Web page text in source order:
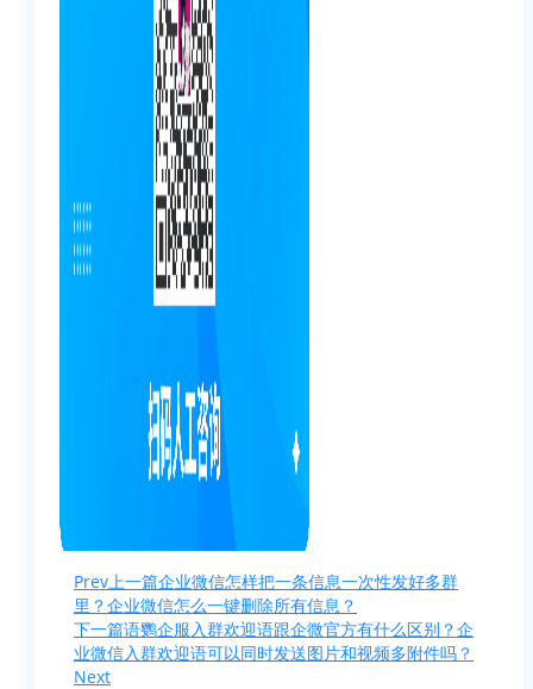
Prev 上一篇企业微信怎样把一条信息一次性发好多群
里？企业微信怎么一键删除所有信息？
下一篇语鹦企服入群欢迎语跟企微官方有什么区别？企
业微信入群欢迎语可以同时发送图片和视频多附件吗？
Next